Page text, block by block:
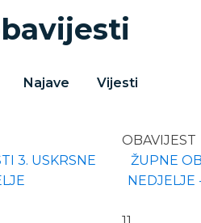
filter
Najave Vijesti
3. USKRSNE
OBAVIJEST
ŽUPNE
NEDJELJE